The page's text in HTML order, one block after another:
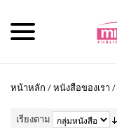
หน้าหลัก /หนังสือของเรา /
เรียงตาม